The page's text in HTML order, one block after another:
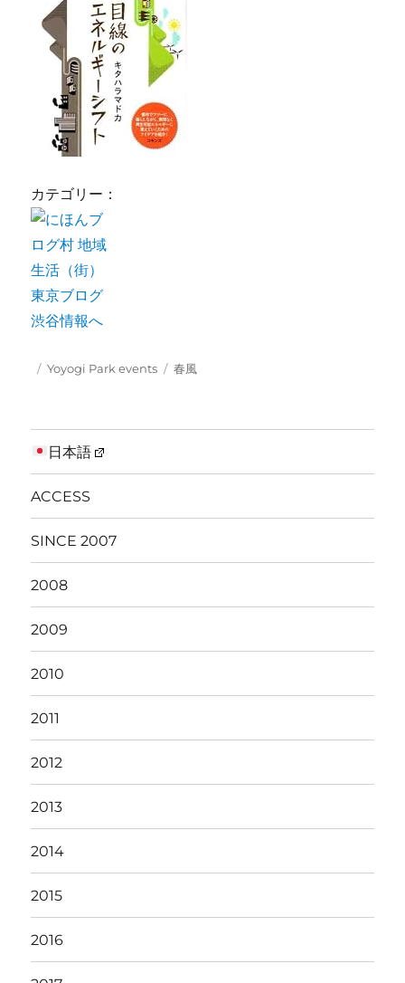
カテゴリー：
Posted
Categories
Yoyogi Park events Tags
春風
日本語
ACCESS
SINCE 2007
2008
2009
2010
2011
2012
2013
2014
2015
2016